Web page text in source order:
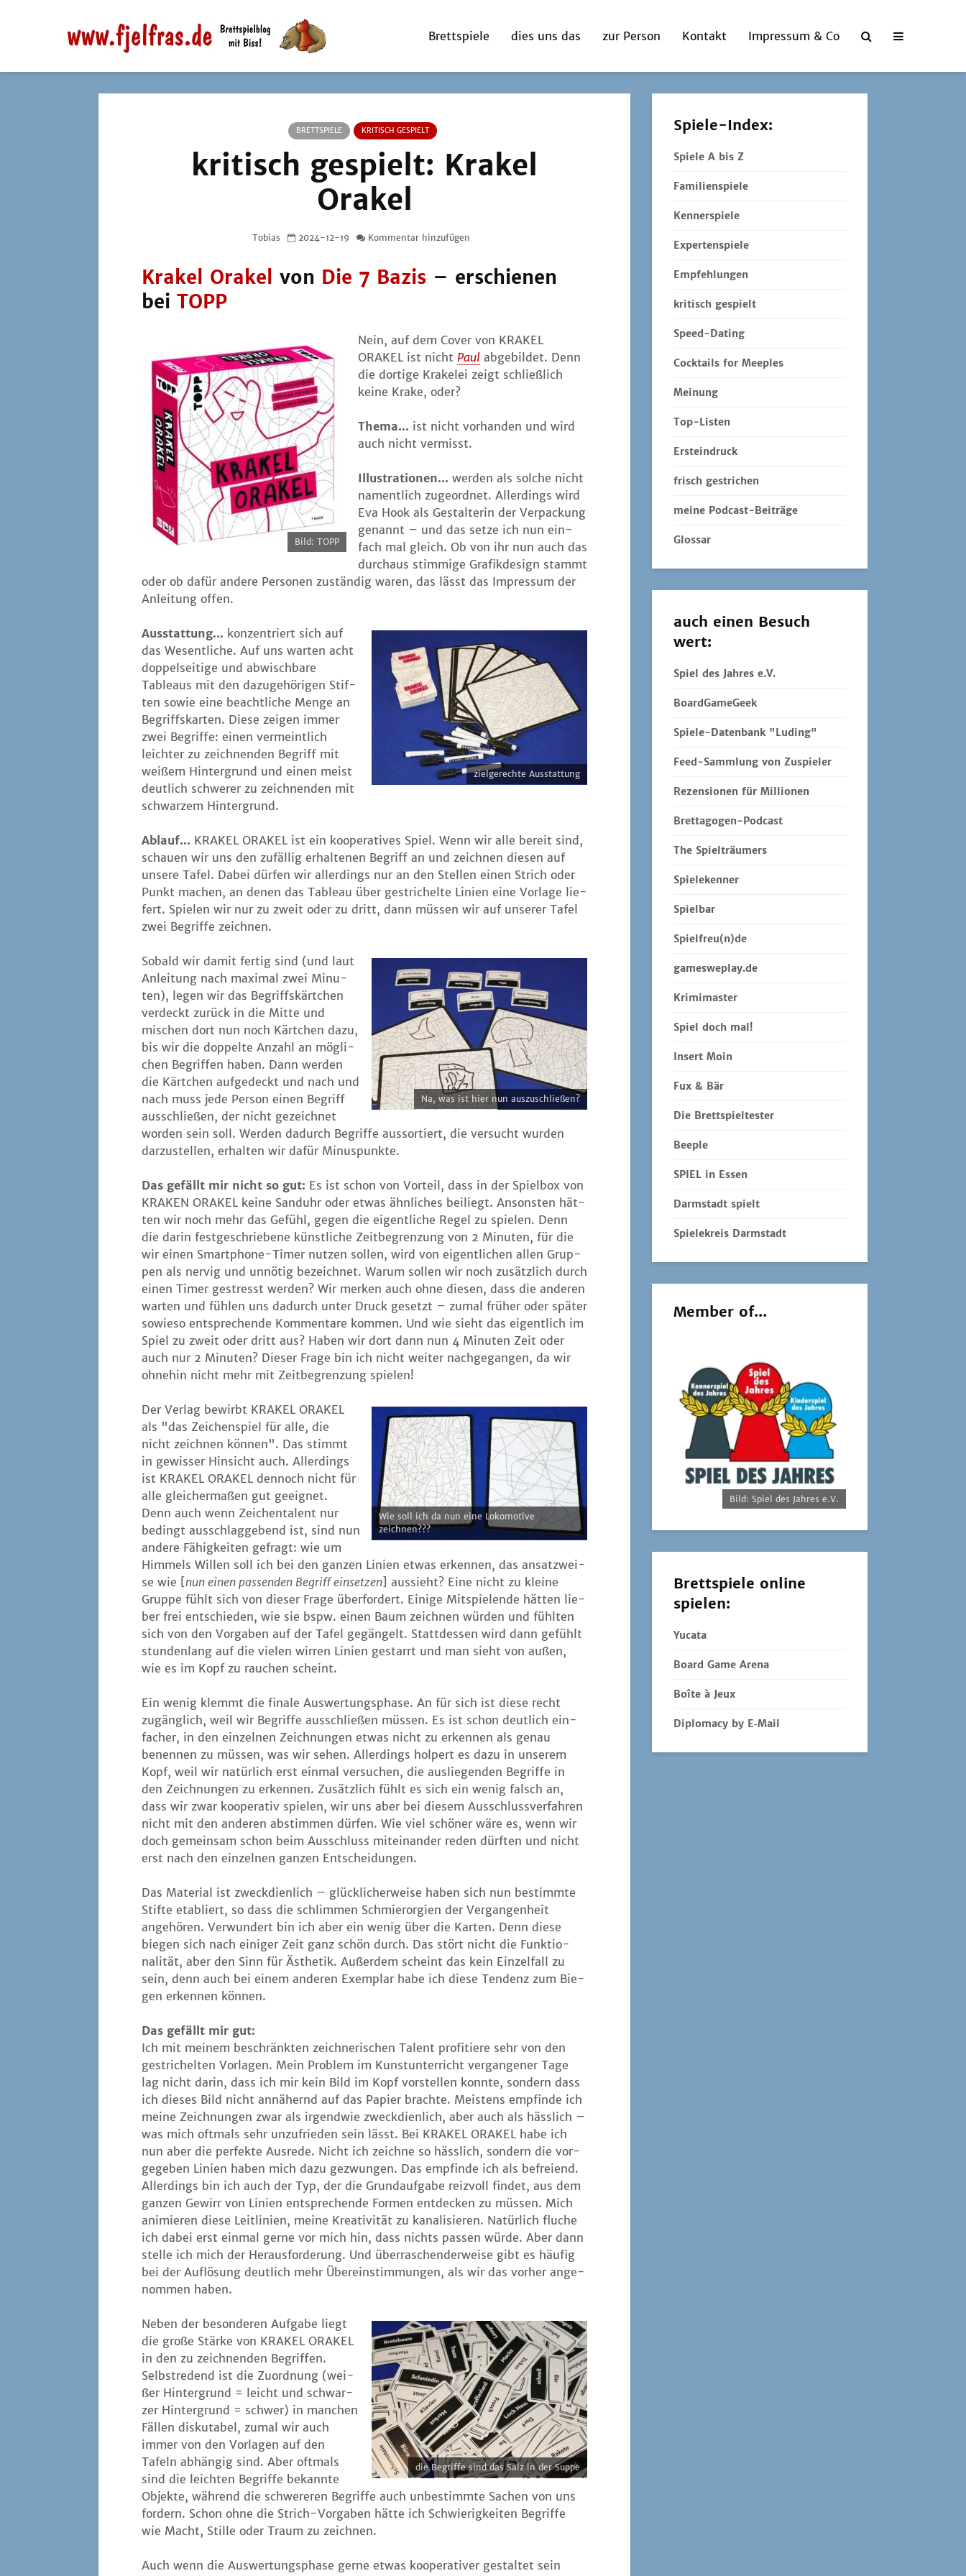
Brettspiele dies uns das zur Person Kontakt Impressum & Co
BRETTSPIELE KRITISCH GESPIELT
kritisch gespielt: Krakel
Orakel
Tobias 2024-12-19 Kommentar hinzufügen
Krakel Orakel von Die 7 Bazis – erschienen
bei TOPP
Bild: TOPP
Nein, auf dem Cover von KRAKEL
ORAKEL ist nicht Paul abge­bil­det. Denn
die dor­ti­ge Kra­ke­lei zeigt schließ­lich
kei­ne Kra­ke, oder?
The­ma... ist nicht vor­han­den und wird
auch nicht vermisst.
Illus­tra­tio­nen... wer­den als sol­che nicht
nament­lich zuge­ord­net. Aller­dings wird
Eva Hook als Gestal­te­rin der Ver­pa­ckung
genannt – und das set­ze ich nun ein­
fach mal gleich. Ob von ihr nun auch das
durch­aus stim­mi­ge Gra­fik­de­sign stammt
oder ob dafür ande­re Per­so­nen zustän­dig waren, das lässt das Impres­sum der
Anlei­tung offen.
ziel­ge­rech­te Ausstattung
Aus­stat­tung… kon­zen­triert sich auf
das Wesent­li­che. Auf uns war­ten acht
dop­pel­sei­ti­ge und abwisch­ba­re
Tableaus mit den dazu­ge­hö­ri­gen Stif­
ten sowie eine beacht­li­che Men­ge an
Begriffs­kar­ten. Die­se zei­gen immer
zwei Begrif­fe: einen ver­meint­lich
leich­ter zu zeich­nen­den Begriff mit
wei­ßem Hin­ter­grund und einen meist
deut­lich schwe­rer zu zeich­nen­den mit
schwar­zem Hintergrund.
Ablauf… KRAKEL ORAKEL ist ein koope­ra­ti­ves Spiel. Wenn wir alle bereit sind,
schau­en wir uns den zufäl­lig erhal­te­nen Begriff an und zeich­nen die­sen auf
unse­re Tafel. Dabei dür­fen wir aller­dings nur an den Stel­len einen Strich oder
Punkt machen, an denen das Tableau über gestri­chel­te Lini­en eine Vor­la­ge lie­
fert. Spie­len wir nur zu zweit oder zu dritt, dann müs­sen wir auf unse­rer Tafel
zwei Begrif­fe zeichnen.
Na, was ist hier nun auszuschließen?
Sobald wir damit fer­tig sind (und laut
Anlei­tung nach maxi­mal zwei Minu­
ten), legen wir das Begriffs­kärt­chen
ver­deckt zurück in die Mit­te und
mischen dort nun noch Kärt­chen dazu,
bis wir die dop­pel­te Anzahl an mög­li­
chen Begrif­fen haben. Dann wer­den
die Kärt­chen auf­ge­deckt und nach und
nach muss jede Per­son einen Begriff
aus­schlie­ßen, der nicht gezeich­net
wor­den sein soll. Wer­den dadurch Begrif­fe aus­sor­tiert, die ver­sucht wur­den
dar­zu­stel­len, erhal­ten wir dafür Minuspunkte.
Das gefällt mir nicht so gut: Es ist schon von Vor­teil, dass in der Spiel­box von
KRAKEN ORAKEL kei­ne Sand­uhr oder etwas ähn­li­ches bei­liegt. Ansons­ten hät­
ten wir noch mehr das Gefühl, gegen die eigent­li­che Regel zu spie­len. Denn
die dar­in fest­ge­schrie­be­ne künst­li­che Zeit­be­gren­zung von 2 Minu­ten, für die
wir einen Smart­phone-Timer nut­zen sol­len, wird von eigent­li­chen allen Grup­
pen als ner­vig und unnö­tig bezeich­net. War­um sol­len wir noch zusätz­lich durch
einen Timer gestresst wer­den? Wir mer­ken auch ohne die­sen, dass die ande­ren
war­ten und füh­len uns dadurch unter Druck gesetzt – zumal frü­her oder spä­ter
sowie­so ent­spre­chen­de Kom­men­ta­re kom­men. Und wie sieht das eigent­lich im
Spiel zu zweit oder dritt aus? Haben wir dort dann nun 4 Minu­ten Zeit oder
auch nur 2 Minu­ten? Die­ser Fra­ge bin ich nicht wei­ter nach­ge­gan­gen, da wir
ohne­hin nicht mehr mit Zeit­be­gren­zung spielen!
Wie soll ich da nun eine Loko­mo­ti­ve
zeichnen???
Der Ver­lag bewirbt KRAKEL ORAKEL
als "das Zei­chen­spiel für alle, die
nicht zeich­nen kön­nen". Das stimmt
in gewis­ser Hin­sicht auch. Aller­dings
ist KRAKEL ORAKEL den­noch nicht für
alle glei­cher­ma­ßen gut geeig­net.
Denn auch wenn Zei­chen­ta­lent nur
bedingt aus­schlag­ge­bend ist, sind nun
ande­re Fähig­kei­ten gefragt: wie um
Him­mels Wil­len soll ich bei den gan­zen Lini­en etwas erken­nen, das ansatz­wei­
se wie [nun einen pas­sen­den Begriff ein­set­zen] aus­sieht? Eine nicht zu klei­ne
Grup­pe fühlt sich von die­ser Fra­ge über­for­dert. Eini­ge Mit­spie­len­de hät­ten lie­
ber frei ent­schie­den, wie sie bspw. einen Baum zeich­nen wür­den und fühl­ten
sich von den Vor­ga­ben auf der Tafel gegän­gelt. Statt­des­sen wird dann gefühlt
stun­den­lang auf die vie­len wir­ren Lini­en gestarrt und man sieht von außen,
wie es im Kopf zu rau­chen scheint.
Ein wenig klemmt die fina­le Aus­wer­tungs­pha­se. An für sich ist die­se recht
zugäng­lich, weil wir Begrif­fe aus­schlie­ßen müs­sen. Es ist schon deut­lich ein­
fa­cher, in den ein­zel­nen Zeich­nun­gen etwas nicht zu erken­nen als genau
benen­nen zu müs­sen, was wir sehen. Aller­dings hol­pert es dazu in unse­rem
Kopf, weil wir natür­lich erst ein­mal ver­su­chen, die aus­lie­gen­den Begrif­fe in
den Zeich­nun­gen zu erken­nen. Zusätz­lich fühlt es sich ein wenig falsch an,
dass wir zwar koope­ra­tiv spie­len, wir uns aber bei die­sem Aus­schluss­ver­fah­ren
nicht mit den ande­ren abstim­men dür­fen. Wie viel schö­ner wäre es, wenn wir
doch gemein­sam schon beim Aus­schluss mit­ein­an­der reden dürf­ten und nicht
erst nach den ein­zel­nen gan­zen Entscheidungen.
Das Mate­ri­al ist zweck­dien­lich – glück­li­cher­wei­se haben sich nun bestimm­te
Stif­te eta­bliert, so dass die schlim­men Schmier­or­gi­en der Ver­gan­gen­heit
ange­hö­ren. Ver­wun­dert bin ich aber ein wenig über die Kar­ten. Denn die­se
bie­gen sich nach eini­ger Zeit ganz schön durch. Das stört nicht die Funk­tio­
na­li­tät, aber den Sinn für Ästhe­tik. Außer­dem scheint das kein Ein­zel­fall zu
sein, denn auch bei einem ande­ren Exem­plar habe ich die­se Ten­denz zum Bie­
gen erken­nen können.
Das gefällt mir gut:
Ich mit mei­nem beschränk­ten zeich­ne­ri­schen Talent pro­fi­tie­re sehr von den
gestri­chel­ten Vor­la­gen. Mein Pro­blem im Kunst­un­ter­richt ver­gan­ge­ner Tage
lag nicht dar­in, dass ich mir kein Bild im Kopf vor­stel­len konn­te, son­dern dass
ich die­ses Bild nicht annä­hernd auf das Papier brach­te. Meis­tens emp­fin­de ich
mei­ne Zeich­nun­gen zwar als irgend­wie zweck­dien­lich, aber auch als häss­lich –
was mich oft­mals sehr unzu­frie­den sein lässt. Bei KRAKEL ORAKEL habe ich
nun aber die per­fek­te Aus­re­de. Nicht ich zeich­ne so häss­lich, son­dern die vor­
ge­ge­ben Lini­en haben mich dazu gezwun­gen. Das emp­fin­de ich als befrei­end.
Aller­dings bin ich auch der Typ, der die Grund­auf­ga­be reiz­voll fin­det, aus dem
gan­zen Gewirr von Lini­en ent­spre­chen­de For­men ent­de­cken zu müs­sen. Mich
ani­mie­ren die­se Leit­li­ni­en, mei­ne Krea­ti­vi­tät zu kana­li­sie­ren. Natür­lich flu­che
ich dabei erst ein­mal ger­ne vor mich hin, dass nichts pas­sen wür­de. Aber dann
stel­le ich mich der Her­aus­for­de­rung. Und über­ra­schen­der­wei­se gibt es häu­fig
bei der Auf­lö­sung deut­lich mehr Über­ein­stim­mun­gen, als wir das vor­her ange­
nom­men haben.
die Begrif­fe sind das Salz in der Suppe
Neben der beson­de­ren Auf­ga­be liegt
die gro­ße Stär­ke von KRAKEL ORAKEL
in den zu zeich­nen­den Begrif­fen.
Selbst­re­dend ist die Zuord­nung (wei­
ßer Hin­ter­grund = leicht und schwar­
zer Hin­ter­grund = schwer) in man­chen
Fäl­len dis­ku­ta­bel, zumal wir auch
immer von den Vor­la­gen auf den
Tafeln abhän­gig sind. Aber oft­mals
sind die leich­ten Begrif­fe bekann­te
Objek­te, wäh­rend die schwe­re­ren Begrif­fe auch unbe­stimm­te Sachen von uns
for­dern. Schon ohne die Strich-Vor­ga­ben hät­te ich Schwie­rig­kei­ten Begrif­fe
wie Macht, Stil­le oder Traum zu zeichnen.
Auch wenn die Aus­wer­tungs­pha­se ger­ne etwas koope­ra­ti­ver gestal­tet sein
Spiele-Index:
Spiele A bis Z
Familienspiele
Kennerspiele
Expertenspiele
Empfehlungen
kritisch gespielt
Speed-Dating
Cocktails for Meeples
Meinung
Top-Listen
Ersteindruck
frisch gestrichen
meine Podcast-Beiträge
Glossar
auch einen Besuch
wert:
Spiel des Jahres e.V.
BoardGameGeek
Spiele-Datenbank "Luding"
Feed-Sammlung von Zuspieler
Rezensionen für Millionen
Brettagogen-Podcast
The Spielträumers
Spielekenner
Spielbar
Spielfreu(n)de
gamesweplay.de
Krimimaster
Spiel doch mal!
Insert Moin
Fux & Bär
Die Brettspieltester
Beeple
SPIEL in Essen
Darmstadt spielt
Spielekreis Darmstadt
Member of...
Bild: Spiel des Jahres e.V.
Brettspiele online
spielen:
Yucata
Board Game Arena
Boîte à Jeux
Diplomacy by E‑Mail